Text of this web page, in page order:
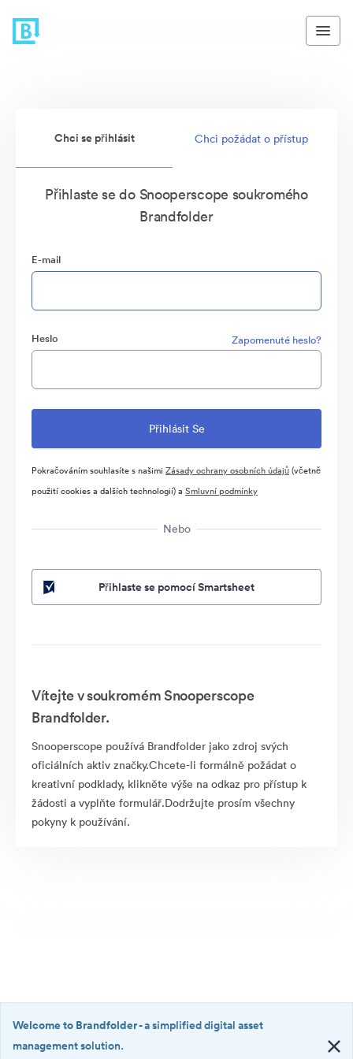
Chci se přihlásit Chci požádat o přístup
Přihlaste se do Snooperscope soukromého
Brandfolder
E-mail
Heslo Zapomenuté heslo?
Pokračováním souhlasíte s našimi Zásady ochrany osobních údajů(včetně
použití cookies a dalších technologií) a Smluvní podmínky
Nebo
Přihlaste se pomocí Smartsheet
Vítejte v soukromém Snooperscope
Brandfolder.
Snooperscope používá Brandfolder jako zdroj svých
oficiálních aktiv značky.Chcete-li formálně požádat o
kreativní podklady, klikněte výše na odkaz pro přístup k
žádosti a vyplňte formulář.Dodržujte prosím všechny
pokyny k používání.
Welcome to Brandfolder- a simplified digital asset
management solution.